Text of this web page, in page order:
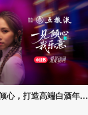
心，打造高端白酒年轻